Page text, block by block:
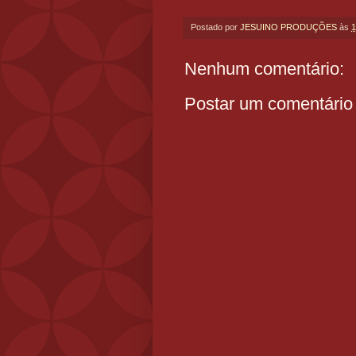
Postado por JESUINO PRODUÇÕES às
Nenhum comentário:
Postar um comentário